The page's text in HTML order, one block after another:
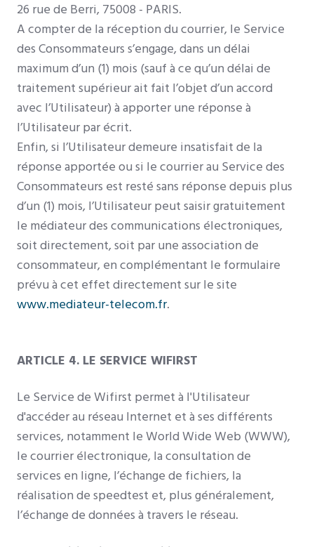
26 rue de Berri, 75008 - PARIS.
A compter de la réception du courrier, le Service
des Consommateurs s’engage, dans un délai
maximum d’un (1) mois (sauf à ce qu’un délai de
traitement supérieur ait fait l’objet d’un accord
avec l’Utilisateur) à apporter une réponse à
l’Utilisateur par écrit.
Enfin, si l’Utilisateur demeure insatisfait de la
réponse apportée ou si le courrier au Service des
Consommateurs est resté sans réponse depuis plus
d’un (1) mois, l’Utilisateur peut saisir gratuitement
le médiateur des communications électroniques,
soit directement, soit par une association de
consommateur, en complémentant le formulaire
prévu à cet effet directement sur le site
www.mediateur-telecom.fr.
ARTICLE 4. LE SERVICE WIFIRST
Le Service de Wifirst permet à l'Utilisateur
d'accéder au réseau Internet et à ses différents
services, notamment le World Wide Web (WWW),
le courrier électronique, la consultation de
services en ligne, l’échange de fichiers, la
réalisation de speedtest et, plus généralement,
l’échange de données à travers le réseau.